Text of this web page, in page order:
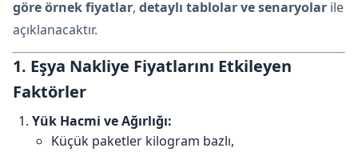
göre örnek fiyatlar, detaylı tablolar ve senaryolar ile
açıklanacaktır.
1. Eşya Nakliye Fiyatlarını Etkileyen
Faktörler
Yük Hacmi ve Ağırlığı:
Küçük paketler kilogram bazlı,